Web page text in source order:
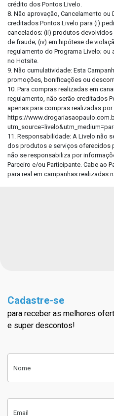
crédito dos Pontos Livelo.
8. Não aprovação, Cancelamento
creditados Pontos Livelo para (i)
cancelados; (ii) produtos
de fraude; (iv) em hipótese de
regulamento do Programa Livelo;
no Hotsite.
9. Não cumulatividade: Esta
promoções, bonificações ou
10. Para compras realizadas em
regulamento, não serão creditados
apenas para compras realizadas
https://
11. Responsabilidade: A Livelo não
dos produtos e serviços oferecidos
não se responsabiliza por
Parceiro e/ou Participante. Cabe ao
para real em campanhas realizadas
Cadastre-se
Cadastre-se
para receber as melhores
e super descontos!
Nome
Email